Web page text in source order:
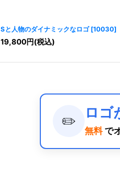
Sと人物のダイナミックなロゴ [10030]
19,800円(税込)
✏️
ロゴ
無料 で